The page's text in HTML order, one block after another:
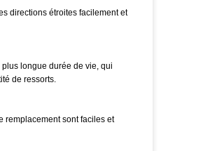
directions étroites facilement et
longue durée de vie, qui
de ressorts.
remplacement sont faciles et